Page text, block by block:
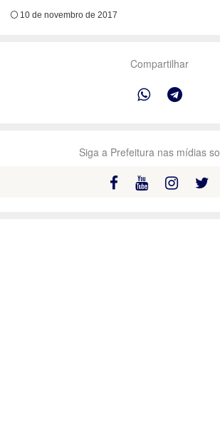
10 de novembro de 2017
Compartilhar
Siga a Prefeitura nas mídias